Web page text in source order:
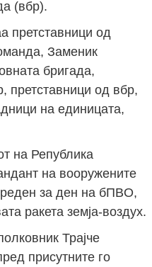
(вбр).
претставници од
Заменик
бригада,
претставници од вбр,
на единицата,
на Република
на вооружените
за ден на бПВO,
ракета земја-воздух.
Трајче
присутните го